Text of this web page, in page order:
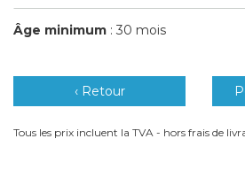
Âge minimum : 30 mois
‹ Retour
Tous les prix incluent la TVA - hors frais de